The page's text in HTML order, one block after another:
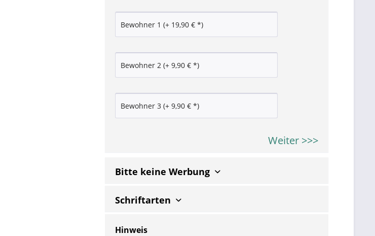
Weiter >>>
Bitte keine Werbung
Schriftarten
Hinweis